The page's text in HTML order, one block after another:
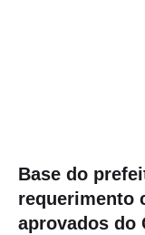
Base do
requerimento
aprovados do